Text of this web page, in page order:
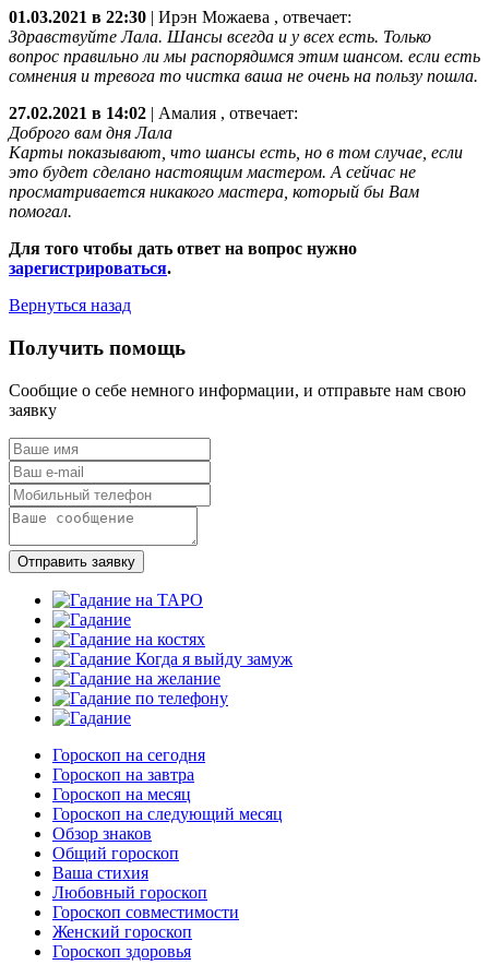
01.03.2021 в 22:30 Ирэн Можаева , отвечает:
Здравствуйте Лала. Шансы всегда и у всех есть. Только
вопрос правильно ли мы распорядимся этим шансом. если есть
сомнения и тревога то чистка ваша не очень на пользу пошла.
27.02.2021 в 14:02
Амалия , отвечает:
Доброго вам дня Лала
Карты показывают, что шансы есть, но в том случае, если
это будет сделано настоящим мастером. А сейчас не
просматривается никакого мастера, который бы Вам
помогал.
Для того чтобы дать ответ на вопрос нужно
зарегистрироваться.
Вернуться назад
Получить помощь
Сообщие о себе немного информации, и отправьте нам свою
заявку
Отправить заявку
Гороскоп на сегодня
Гороскоп на завтра
Гороскоп на месяц
Гороскоп на следующий месяц
Обзор знаков
Общий гороскоп
Ваша стихия
Любовный гороскоп
Гороскоп совместимости
Женский гороскоп
Гороскоп здоровья